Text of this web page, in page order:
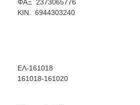
ΦΑΞ 2373065776
ΚΙΝ. 6944303240
ΕΛ-161018
161018-161020